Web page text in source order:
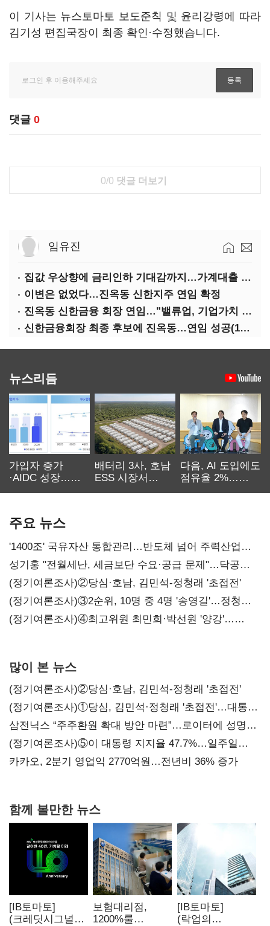
이 기사는 뉴스토마토 보도준칙 및 윤리강령에 따라
김기성 편집국장이 최종 확인·수정했습니다.
댓글 0
0/0 댓글 더보기
임유진
집값 우상향에 금리인하 기대감까지…가계대출 뇌관
이변은 없었다…진옥동 신한지주 연임 확정
진옥동 신한금융 회장 연임…"밸류업, 기업가치 키워"(상보)
신한금융회장 최종 후보에 진옥동…연임 성공(1보)
뉴스리듬
가입자 증가
·AIDC 성장…
배터리 3사, 호남
ESS 시장서
다음, AI 도입에도
점유율 2%…
주요 뉴스
'1400조' 국유자산 통합관리…반도체 넘어 주력산업
구조혁신
성기홍 "전월세난, 세금보단 수요·공급 문제"…닥공
시사
(정기여론조사)②당심·호남, 김민석-정청래 '초접전'
(정기여론조사)③2순위, 10명 중 4명 '송영길'…정청래
'한 자릿수'
(정기여론조사)④최고위원 최민희·박선원 '양강'…
많이 본 뉴스
(정기여론조사)②당심·호남, 김민석-정청래 '초접전'
(정기여론조사)①당심, 김민석·정청래 '초접전'…대통령
지지도 '50% 아래로'(종합)
삼전닉스 “주주환원 확대 방안 마련”…로이터에 성명
보내
(정기여론조사)⑤이 대통령 지지율 47.7%…일주일
만에 다시 40%대
카카오, 2분기 영업익 2770억원…전년비 36% 증가
함께 볼만한 뉴스
[IB토마토]
(크레딧시그널)H
보험대리점,
1200%룰
[IB토마토]
(락업의